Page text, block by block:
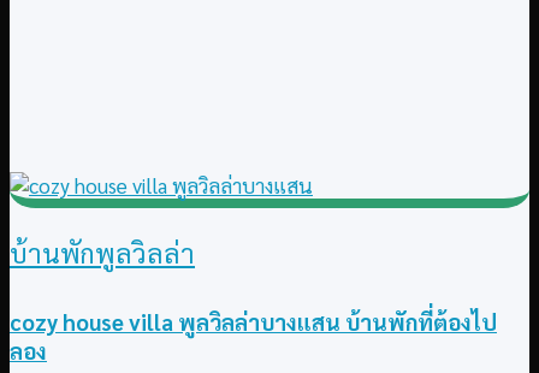
บ้านพักพูลวิลล่า
cozy house villa พูลวิลล่าบางแสน บ้านพักที่ต้องไป
ลอง